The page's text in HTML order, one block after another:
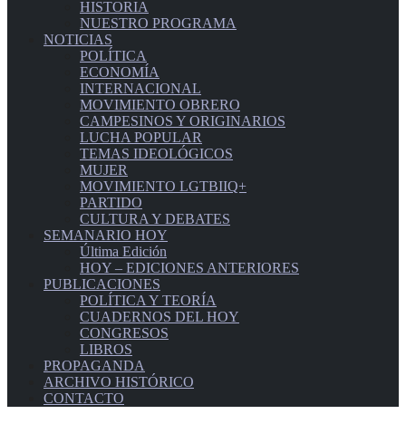
HISTORIA
NUESTRO PROGRAMA
NOTICIAS
POLÍTICA
ECONOMÍA
INTERNACIONAL
MOVIMIENTO OBRERO
CAMPESINOS Y ORIGINARIOS
LUCHA POPULAR
TEMAS IDEOLÓGICOS
MUJER
MOVIMIENTO LGTBIIQ+
PARTIDO
CULTURA Y DEBATES
SEMANARIO HOY
Última Edición
HOY – EDICIONES ANTERIORES
PUBLICACIONES
POLÍTICA Y TEORÍA
CUADERNOS DEL HOY
CONGRESOS
LIBROS
PROPAGANDA
ARCHIVO HISTÓRICO
CONTACTO